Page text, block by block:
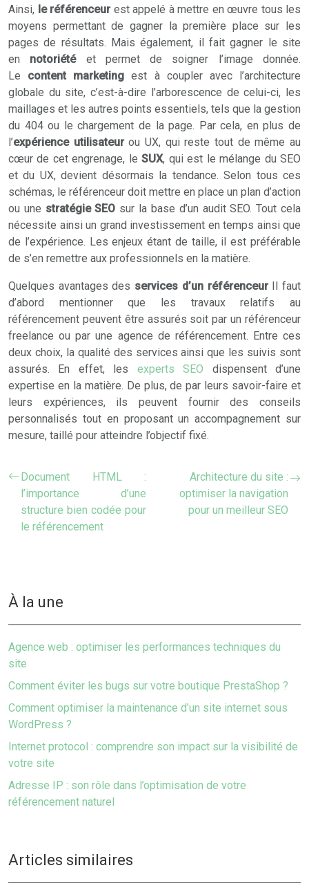
Ainsi, le référenceurest appelé à mettre en œuvre tous les
moyens permettant de gagner la première place sur les
pages de résultats. Mais également, il fait gagner le site
en notoriétéet permet de soigner l’image donnée.
Le content marketing est à coupler avec l’architecture
globale du site, c’est-à-dire l’arborescence de celui-ci, les
maillages et les autres points essentiels, tels que la gestion
du 404 ou le chargement de la page. Par cela, en plus de
l’expérience utilisateurou UX, qui reste tout de même au
cœur de cet engrenage, le SUX, qui est le mélange du SEO
et du UX, devient désormais la tendance. Selon tous ces
schémas, le référenceur doit mettre en place un plan d’action
ou une stratégie SEO sur la base d’un audit SEO. Tout cela
nécessite ainsi un grand investissement en temps ainsi que
de l’expérience. Les enjeux étant de taille, il est préférable
de s’en remettre aux professionnels en la matière.
Quelques avantages des services d’un référenceur Il faut
d’abord mentionner que les travaux relatifs au
référencement peuvent être assurés soit par un référenceur
freelance ou par une agence de référencement. Entre ces
deux choix, la qualité des services ainsi que les suivis sont
assurés. En effet, les experts SEO dispensent d’une
expertise en la matière. De plus, de par leurs savoir-faire et
leurs expériences, ils peuvent fournir des conseils
personnalisés tout en proposant un accompagnement sur
mesure, taillé pour atteindre l’objectif fixé.
Document HTML :
l’importance d’une
structure bien codée pour
le référencement
Architecture du site :
optimiser la navigation
pour un meilleur SEO
À la une
Agence web : optimiser les performances techniques du
site
Comment éviter les bugs sur votre boutique PrestaShop ?
Comment optimiser la maintenance d’un site internet sous
WordPress ?
Internet protocol : comprendre son impact sur la visibilité de
votre site
Adresse IP : son rôle dans l’optimisation de votre
référencement naturel
Articles similaires